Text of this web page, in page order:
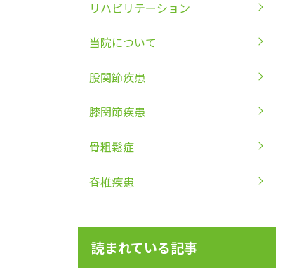
リハビリテーション
当院について
股関節疾患
膝関節疾患
骨粗鬆症
脊椎疾患
読まれている記事